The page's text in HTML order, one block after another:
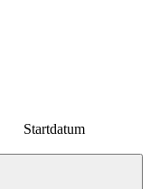
Startdatum